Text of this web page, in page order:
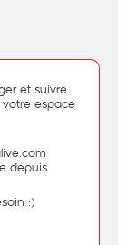
et suivre
espace
depuis
:)